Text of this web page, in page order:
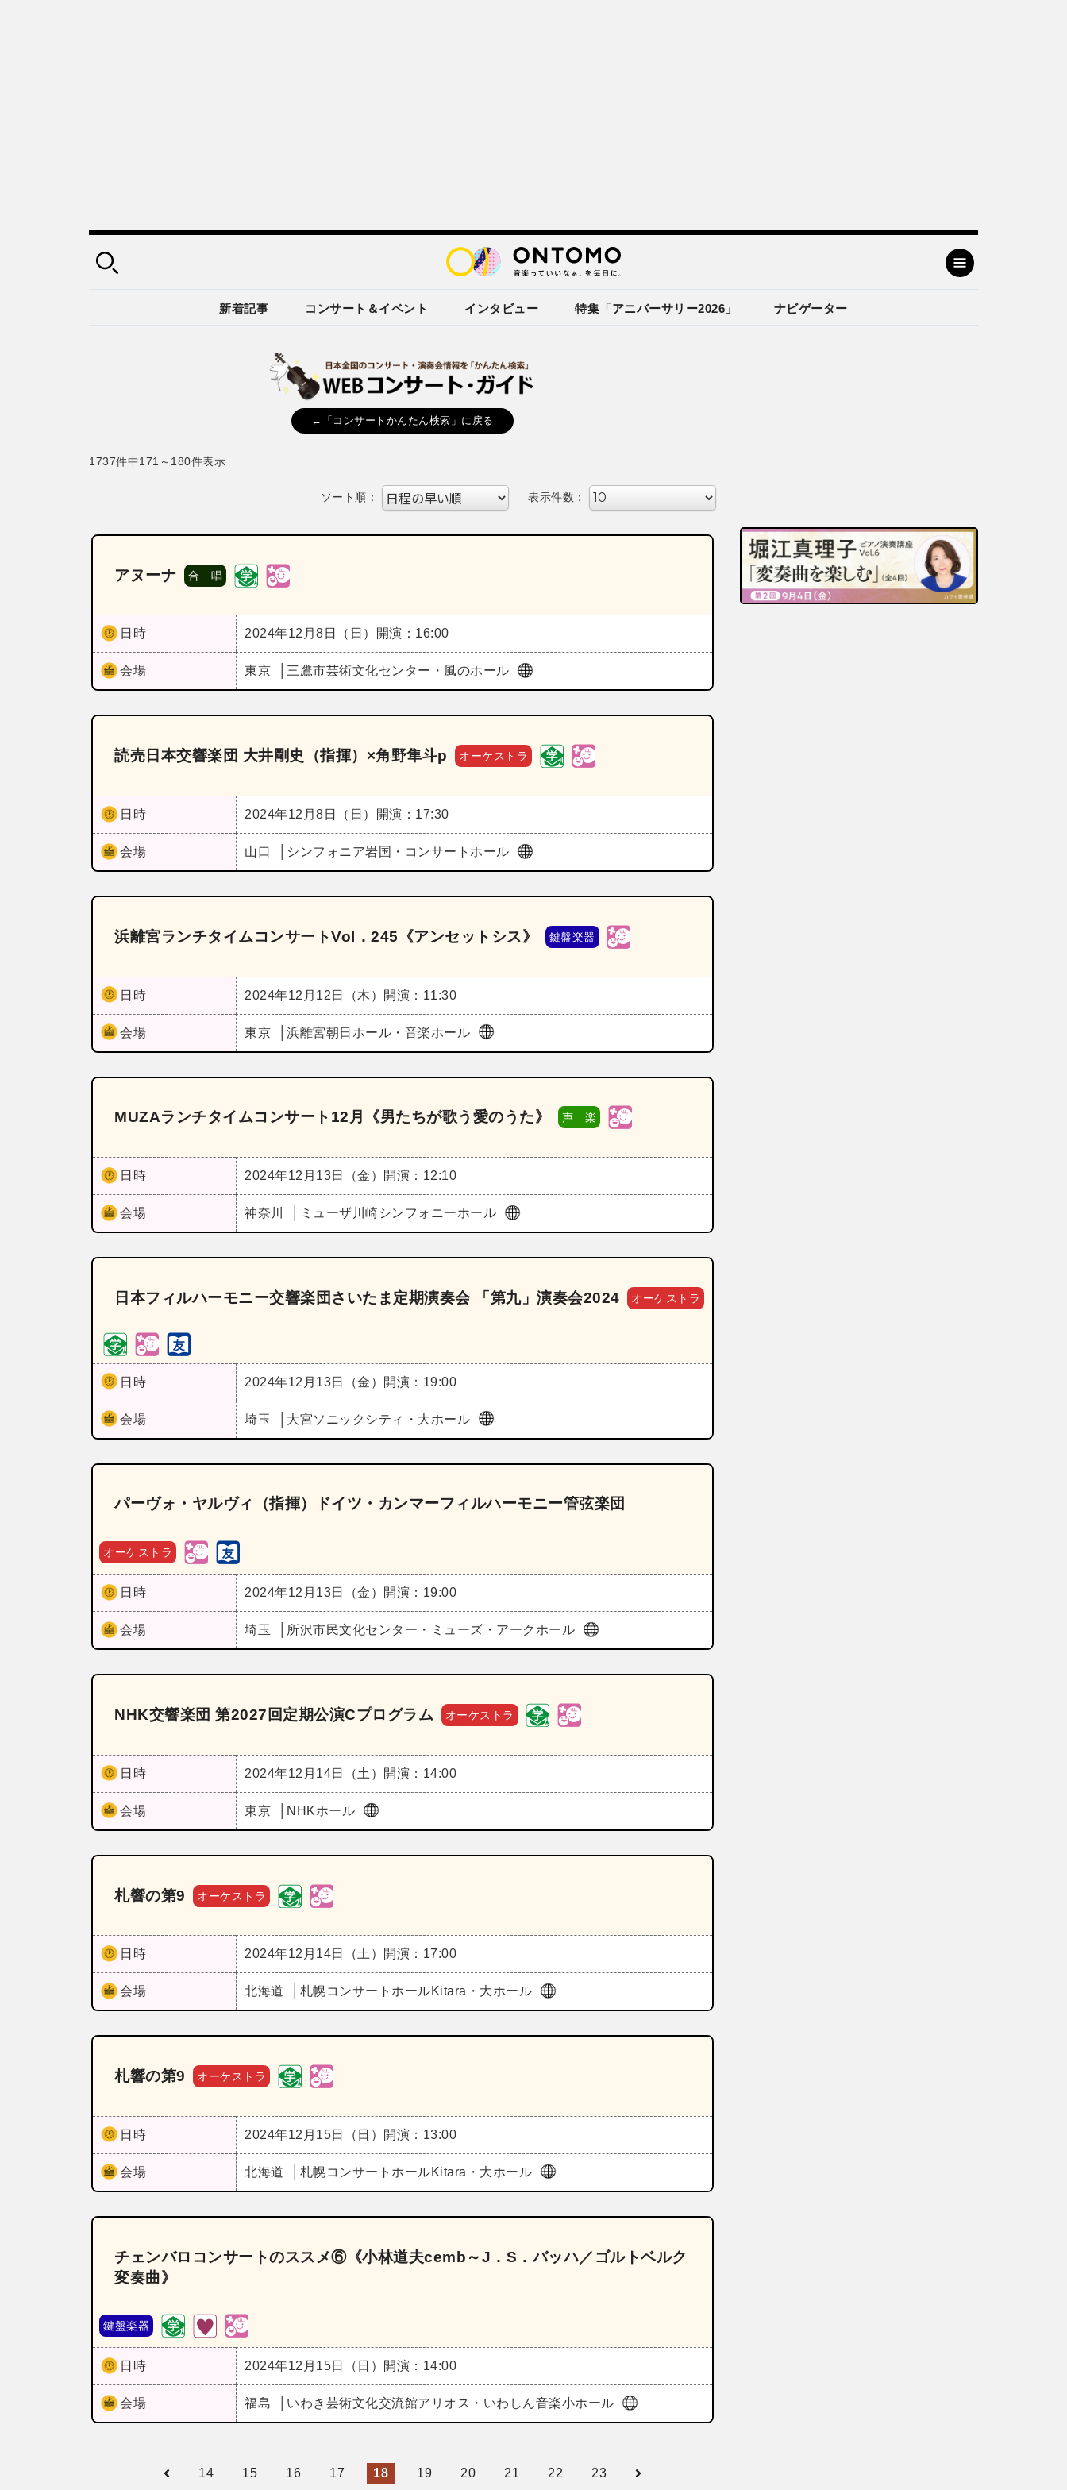
新着記事 コンサート＆イベント インタビュー 特集「アニバーサリー2026」 ナビゲーター
←「コンサートかんたん検索」に戻る
1737件中171～180件表示
ソート順： 表示件数：
アヌーナ 合 唱
日時 2024年12月8日（日） 開演：16:00
会場 東京 三鷹市芸術文化センター・風のホール
読売日本交響楽団 大井剛史（指揮）×角野隼斗p オーケストラ
日時 2024年12月8日（日） 開演：17:30
会場 山口 シンフォニア岩国・コンサートホール
浜離宮ランチタイムコンサートVol．245《アンセットシス》 鍵盤楽器
日時 2024年12月12日（木） 開演：11:30
会場 東京 浜離宮朝日ホール・音楽ホール
MUZAランチタイムコンサート12月《男たちが歌う愛のうた》 声 楽
日時 2024年12月13日（金） 開演：12:10
会場 神奈川 ミューザ川崎シンフォニーホール
日本フィルハーモニー交響楽団さいたま定期演奏会 「第九」演奏会2024 オーケストラ
日時 2024年12月13日（金） 開演：19:00
会場 埼玉 大宮ソニックシティ・大ホール
パーヴォ・ヤルヴィ（指揮）ドイツ・カンマーフィルハーモニー管弦楽団
オーケストラ
日時 2024年12月13日（金） 開演：19:00
会場 埼玉 所沢市民文化センター・ミューズ・アークホール
NHK交響楽団 第2027回定期公演Cプログラム オーケストラ
日時 2024年12月14日（土） 開演：14:00
会場 東京 NHKホール
札響の第9 オーケストラ
日時 2024年12月14日（土） 開演：17:00
会場 北海道 札幌コンサートホールKitara・大ホール
札響の第9 オーケストラ
日時 2024年12月15日（日） 開演：13:00
会場 北海道 札幌コンサートホールKitara・大ホール
チェンバロコンサートのススメ⑥《小林道夫cemb～J．S．バッハ／ゴルトベルク
変奏曲》
鍵盤楽器
日時 2024年12月15日（日） 開演：14:00
会場 福島 いわき芸術文化交流館アリオス・いわしん音楽小ホール
14 15 16 17 18 19 20 21 22 23